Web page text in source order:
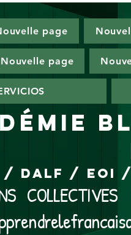
page
Nouvelle page
/ DALF /